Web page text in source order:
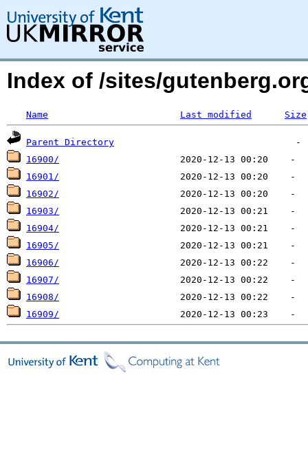
Index of /sites/
Name Last modified Size
Parent Directory
16900/
16901/
16902/
16903/
16904/
16905/
16906/
16907/
16908/
16909/